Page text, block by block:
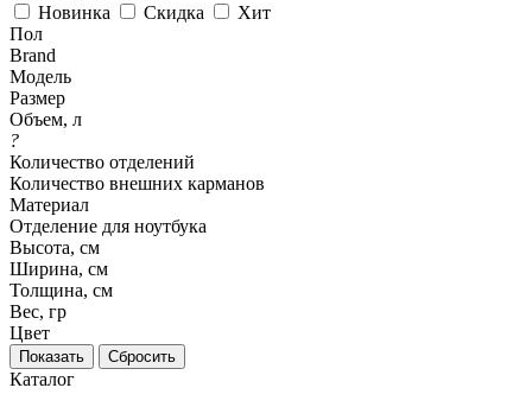
Новинка
Скидка
Хит
Пол
Brand
Модель
Размер
Объем, л
?
Количество отделений
Количество внешних карманов
Материал
Отделение для ноутбука
Высота, см
Ширина, см
Толщина, см
Вес, гр
Цвет
Каталог